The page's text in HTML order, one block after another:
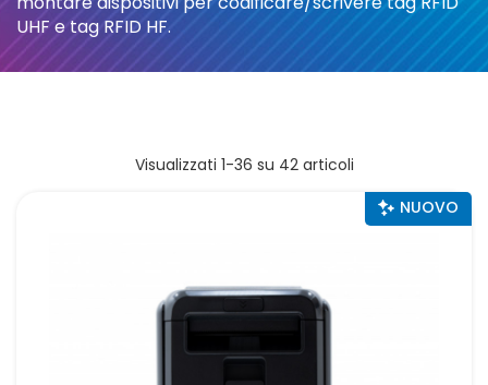
UHF e tag RFID HF.
Visualizzati 1-36 su 42 articoli
NUOVO